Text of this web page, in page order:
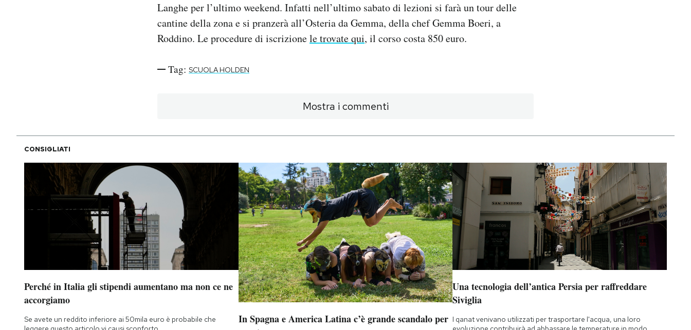
Langhe per l’ultimo weekend. Infatti nell’ultimo sabato di lezioni si farà un tour delle
cantine della zona e si pranzerà all’Osteria da Gemma, della chef Gemma Boeri, a
Roddino. Le procedure di iscrizionele trovate qui, il corso costa 850 euro.
Tag: SCUOLA HOLDEN
Mostra i commenti
CONSIGLIATI
Perché in Italia gli stipendi aumentano ma non ce ne
accorgiamo
Se avete un reddito inferiore ai 50mila euro è probabile che
In Spagna e America Latina c’è grande scandalo per
Una tecnologia dell’antica Persia per raffreddare
Siviglia
I qanat venivano utilizzati per trasportare l'acqua, una loro